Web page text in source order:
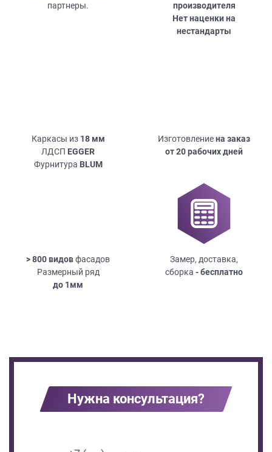
партнеры.
производителя
Нет наценки на
нестандарты
Каркасы из 18мм
ЛДСП EGGER
Фурнитура BLUM
Изготовлениена заказ
от 20 рабочих дней
> 800 видовфасадов
Размерный ряд
до 1мм
Замер, доставка,
сборка - бесплатно
Нужна консультация?